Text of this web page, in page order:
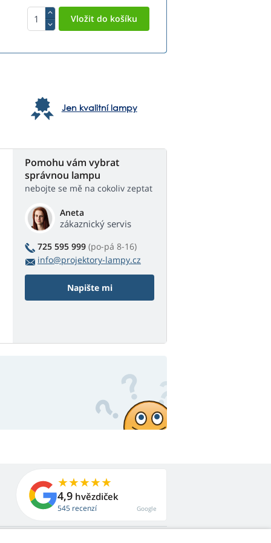
Jen kvalitní lampy
Pomohu vám vybrat
správnou lampu
nebojte se mě na cokoliv zeptat
Aneta
zákaznický servis
725 595 999 (po-pá 8-16)
info@projektory-lampy.cz
Napište mi
4,9 hvězdiček
545 recenzí Google